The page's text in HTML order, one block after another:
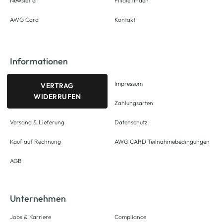
AWG Card Kontakt
Informationen
VERTRAG
WIDERRUFEN
Versand & Lieferung
Kauf auf Rechnung
AGB
Impressum
Zahlungsarten
Datenschutz
AWG CARD Teilnahmebedingungen
Unternehmen
Jobs & Karriere Compliance